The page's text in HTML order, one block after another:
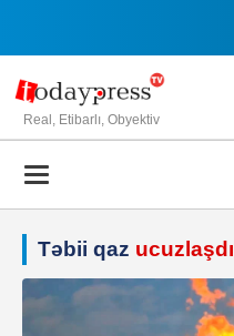
Real, Etibarlı, Obyektiv
Təbii qaz ucuzlaşdı